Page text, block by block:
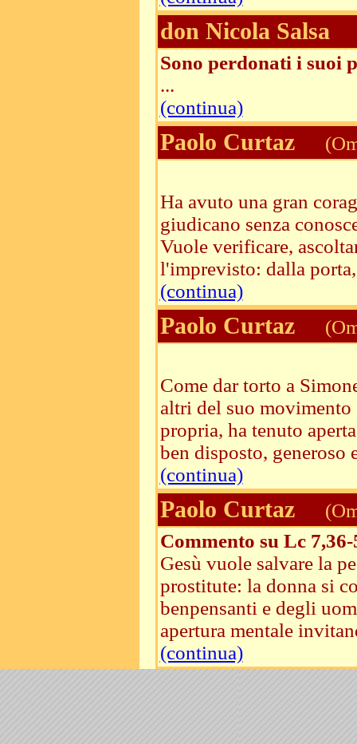
don Nicola Salsa
Sono perdonati i suoi
...
(continua)
Paolo Curtaz
Ha avuto una gran
giudicano senza
Vuole verificare,
l'imprevisto: dalla porta,
(continua)
Paolo Curtaz
Come dar torto a
altri del suo movimento
propria, ha tenuto
ben disposto, generoso
(continua)
Paolo Curtaz
Commento su Lc 7,36-
Gesù vuole salvare la
prostitute: la donna si
benpensanti e degli
apertura mentale
(continua)